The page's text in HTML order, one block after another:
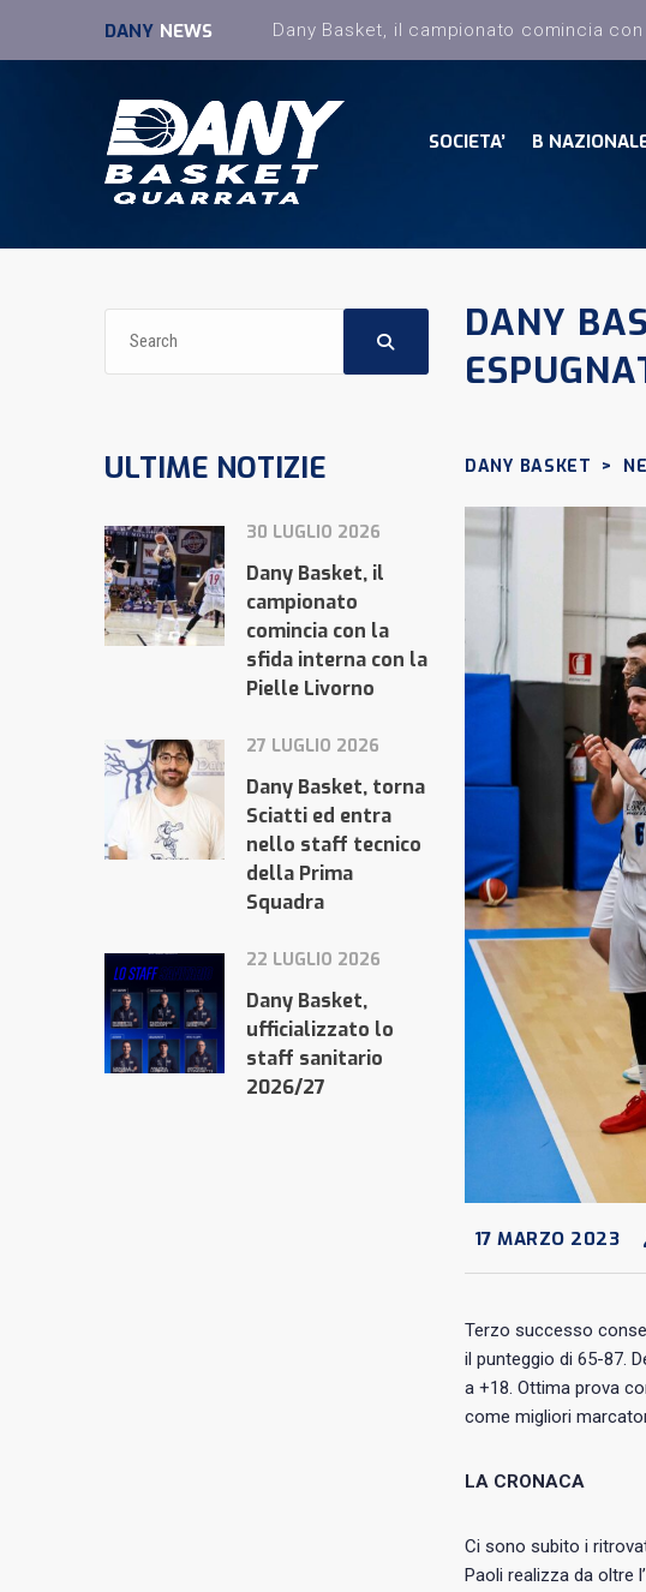
DANY NEWS
SOCIETA’ B
DANY
DANY BASKET >
17 MARZO 2023
Terzo successo
il punteggio di 65-87.
a +18. Ottima prova
come migliori
LA CRONACA
Ci sono subito i
Paoli realizza da oltre
ULTIME NOTIZIE
30 LUGLIO 2026
Dany Basket, il
campionato
comincia con la
sfida interna con la
Pielle Livorno
27 LUGLIO 2026
Dany Basket, torna
Sciatti ed entra
nello staff tecnico
della Prima
Squadra
22 LUGLIO 2026
Dany Basket,
ufficializzato lo
staff sanitario
2026/27